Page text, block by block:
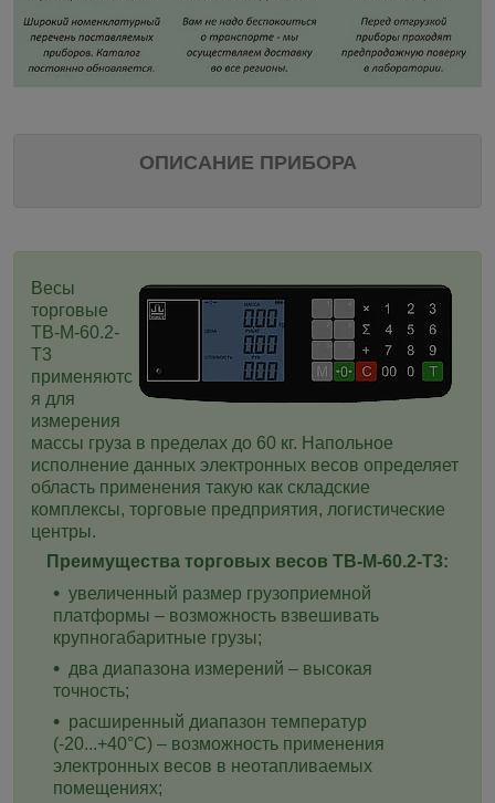
ОПИСАНИЕ ПРИБОРА
Весы
торговые
ТВ-M-60.2-
T3
применяютс
я для
измерения
массы груза в пределах до 60 кг. Напольное
исполнение данных электронных весов определяет
область применения такую как складские
комплексы, торговые предприятия, логистические
центры.
Преимущества торговых весов ТВ-M-60.2-T3:
увеличенный размер грузоприемной
платформы – возможность взвешивать
крупногабаритные грузы;
два диапазона измерений – высокая
точность;
расширенный диапазон температур
(-20...+40°С) – возможность применения
электронных весов в неотапливаемых
помещениях;